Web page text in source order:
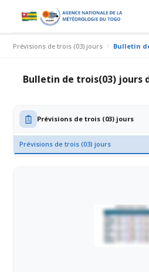
Prévisions de trois (03) jours Bulletin
Bulletin de trois(03) jours
Prévisions de trois (03) jours
Prévisions de trois (03) jours